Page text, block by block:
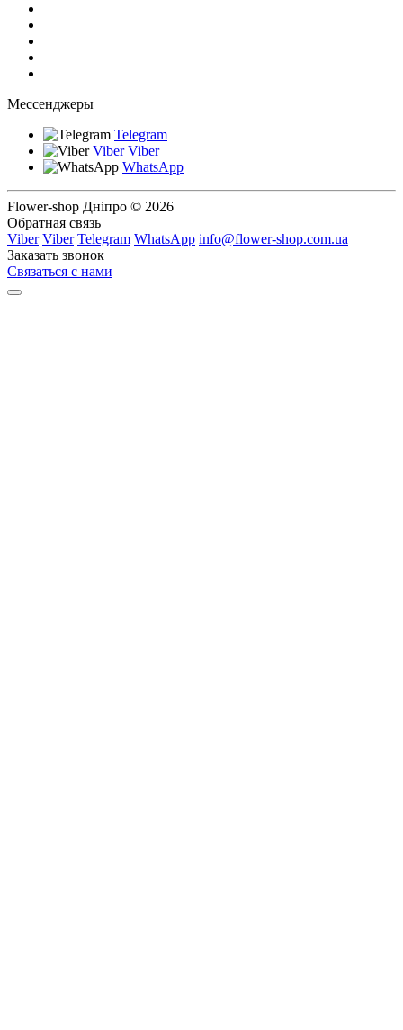
Мессенджеры
Telegram
Viber Viber
WhatsApp
Flower-shop Дніпро © 2026
Обратная связь
Viber Viber Telegram WhatsApp info@flower-shop.com.ua
Заказать звонок
Связаться с нами